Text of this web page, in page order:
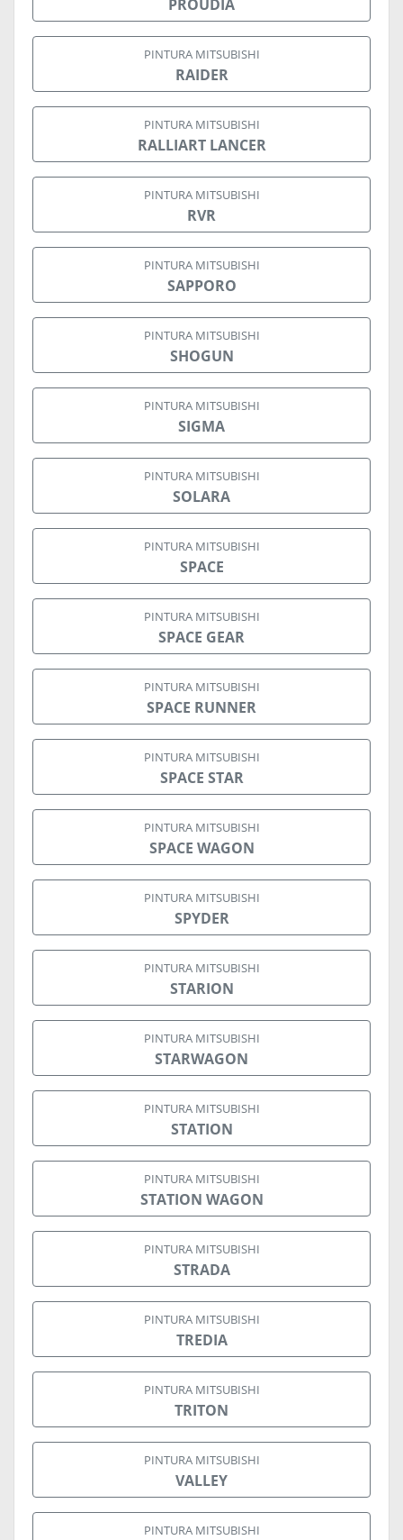
PROUDIA
PINTURA MITSUBISHI
RAIDER
PINTURA MITSUBISHI
RALLIART LANCER
PINTURA MITSUBISHI
RVR
PINTURA MITSUBISHI
SAPPORO
PINTURA MITSUBISHI
SHOGUN
PINTURA MITSUBISHI
SIGMA
PINTURA MITSUBISHI
SOLARA
PINTURA MITSUBISHI
SPACE
PINTURA MITSUBISHI
SPACE GEAR
PINTURA MITSUBISHI
SPACE RUNNER
PINTURA MITSUBISHI
SPACE STAR
PINTURA MITSUBISHI
SPACE WAGON
PINTURA MITSUBISHI
SPYDER
PINTURA MITSUBISHI
STARION
PINTURA MITSUBISHI
STARWAGON
PINTURA MITSUBISHI
STATION
PINTURA MITSUBISHI
STATION WAGON
PINTURA MITSUBISHI
STRADA
PINTURA MITSUBISHI
TREDIA
PINTURA MITSUBISHI
TRITON
PINTURA MITSUBISHI
VALLEY
PINTURA MITSUBISHI